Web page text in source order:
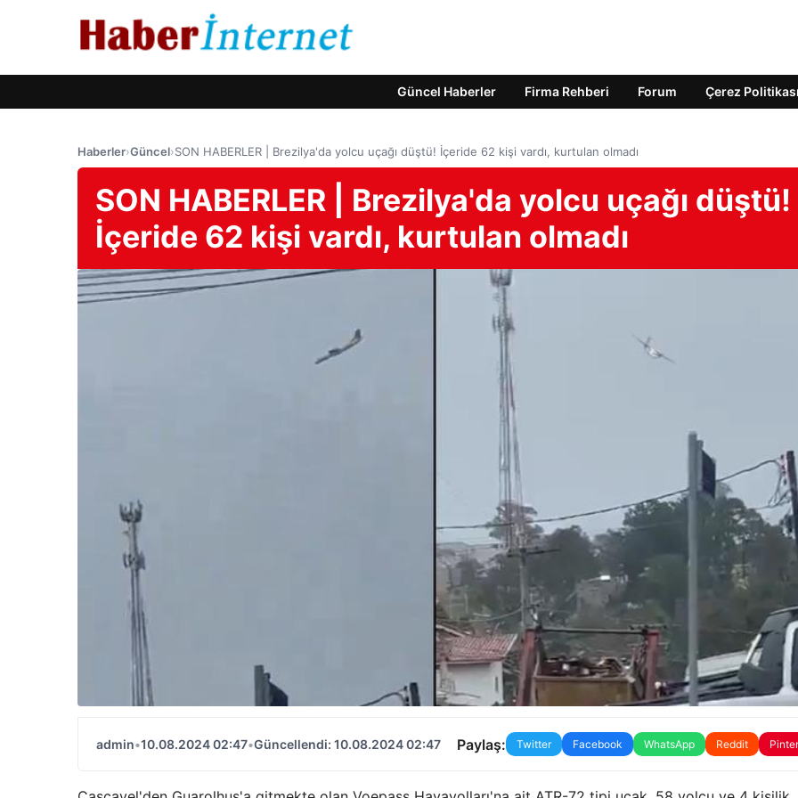
Güncel Haberler Firma Rehberi Forum Çerez Politikası
Haberler›Güncel›SON HABERLER | Brezilya'da yolcu uçağı düştü! İçeride 62 kişi vardı, kurtulan olmadı
SON HABERLER | Brezilya'da yolcu uçağı düştü!
İçeride 62 kişi vardı, kurtulan olmadı
admin•10.08.2024 02:47•Güncellendi: 10.08.2024 02:47 Paylaş: Twitter Facebook WhatsApp Reddit